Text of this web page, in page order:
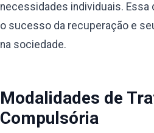
necessidades individuais. Essa
o sucesso da recuperação e
na sociedade.
Modalidades de
Compulsória